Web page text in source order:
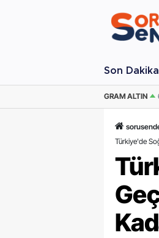
Son Dakika
ONS ALTIN / USD
Türkiye'de